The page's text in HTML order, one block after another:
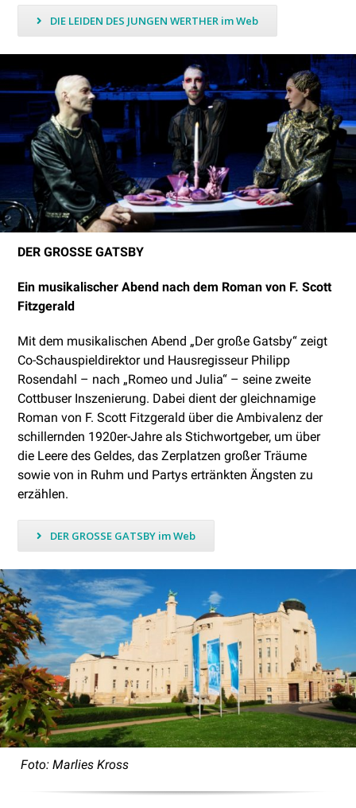
DIE LEIDEN DES JUNGEN WERTHER im Web
DER GROSSE GATSBY
Ein musikalischer Abend nach dem Roman von F. Scott
Fitzgerald
Mit dem musikalischen Abend „Der große Gatsby“ zeigt
Co-Schauspieldirektor und Hausregisseur Philipp
Rosendahl – nach „Romeo und Julia“ – seine zweite
Cottbuser Inszenierung. Dabei dient der gleichnamige
Roman von F. Scott Fitzgerald über die Ambivalenz der
schillernden 1920er-Jahre als Stichwortgeber, um über
die Leere des Geldes, das Zerplatzen großer Träume
sowie von in Ruhm und Partys ertränkten Ängsten zu
erzählen.
DER GROSSE GATSBY im Web
Foto: Marlies Kross